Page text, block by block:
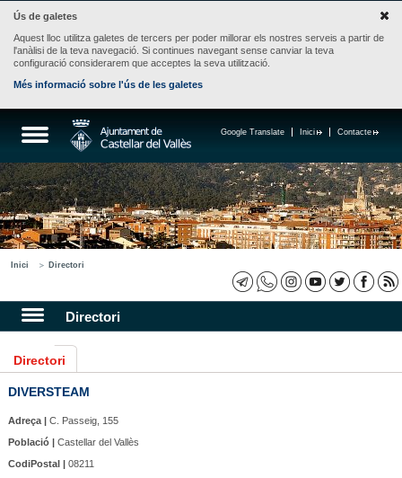
Ús de galetes
Aquest lloc utilitza galetes de tercers per poder millorar els nostres serveis a partir de
l'anàlisi de la teva navegació. Si continues navegant sense canviar la teva
configuració considerarem que acceptes la seva utilització.
Més informació sobre l'ús de les galetes
Contacte
Inici
Google Translate
Inici Directori
Directori
Directori
DIVERSTEAM
Adreça |C. Passeig, 155
Població |Castellar del Vallès
CodiPostal |08211